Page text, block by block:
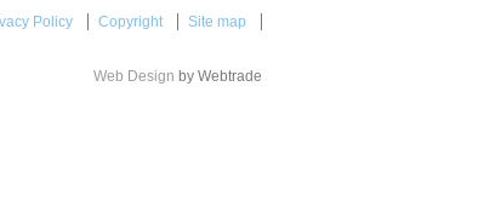
Policy Copyright Site map
Web Design by Webtrade